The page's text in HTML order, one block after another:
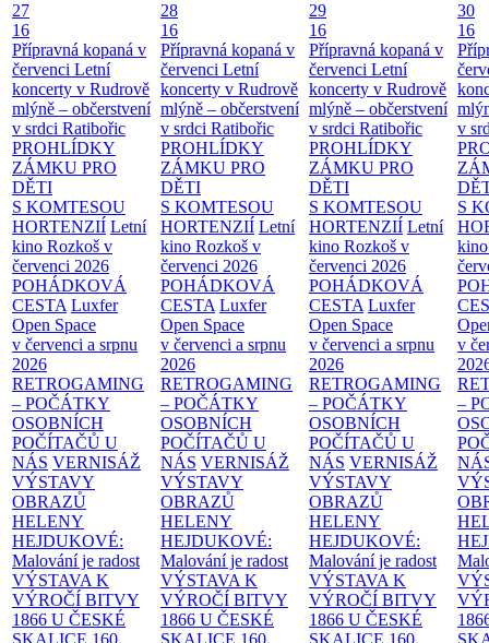
27
16
Přípravná kopaná v
červenci Letní
koncerty v Rudrově
mlýně – občerstvení
v srdci Ratibořic
PROHLÍDKY
ZÁMKU PRO
DĚTI
S KOMTESOU
HORTENZIÍ Letní
kino Rozkoš v
červenci 2026
POHÁDKOVÁ
CESTA Luxfer
Open Space
v červenci a srpnu
2026
RETROGAMING
– POČÁTKY
OSOBNÍCH
POČÍTAČŮ U
NÁS VERNISÁŽ
VÝSTAVY
OBRAZŮ
HELENY
HEJDUKOVÉ:
Malování je radost
VÝSTAVA K
VÝROČÍ BITVY
1866 U ČESKÉ
SKALICE 160.
28
16
Přípravná kopaná v
červenci Letní
koncerty v Rudrově
mlýně – občerstvení
v srdci Ratibořic
PROHLÍDKY
ZÁMKU PRO
DĚTI
S KOMTESOU
HORTENZIÍ Letní
kino Rozkoš v
červenci 2026
POHÁDKOVÁ
CESTA Luxfer
Open Space
v červenci a srpnu
2026
RETROGAMING
– POČÁTKY
OSOBNÍCH
POČÍTAČŮ U
NÁS VERNISÁŽ
VÝSTAVY
OBRAZŮ
HELENY
HEJDUKOVÉ:
Malování je radost
VÝSTAVA K
VÝROČÍ BITVY
1866 U ČESKÉ
SKALICE 160.
29
16
Přípravná kopaná v
červenci Letní
koncerty v Rudrově
mlýně – občerstvení
v srdci Ratibořic
PROHLÍDKY
ZÁMKU PRO
DĚTI
S KOMTESOU
HORTENZIÍ Letní
kino Rozkoš v
červenci 2026
POHÁDKOVÁ
CESTA Luxfer
Open Space
v červenci a srpnu
2026
RETROGAMING
– POČÁTKY
OSOBNÍCH
POČÍTAČŮ U
NÁS VERNISÁŽ
VÝSTAVY
OBRAZŮ
HELENY
HEJDUKOVÉ:
Malování je radost
VÝSTAVA K
VÝROČÍ BITVY
1866 U ČESKÉ
SKALICE 160.
30
16
v
S
v
–